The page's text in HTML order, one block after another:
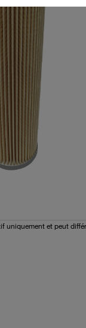
uniquement et peut